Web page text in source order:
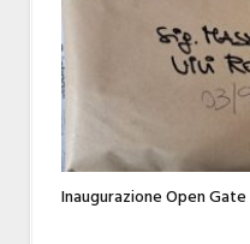
Inaugurazione Open Gate